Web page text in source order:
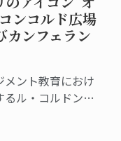
ンコルド広場
カンフェラン
ント教育におけ
ル・コルドン・
り、パリのオテ